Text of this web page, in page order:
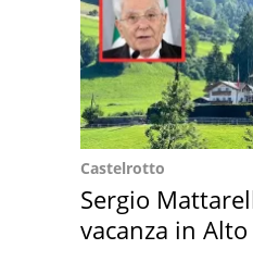
Castelrotto
Sergio
vacanza in